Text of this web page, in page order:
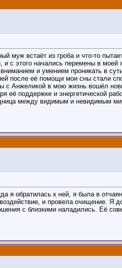
встаёт из гроба и что-то
с этого начались перемены в моей
и умением проникать в
после её помощи мои сны стали
с Анжеликой в мою жизнь вошёл
её поддержке и энергетической
между видимым и невидимым
я обратилась к ней, я была в
и провела очищение.
с близкими наладились. Её